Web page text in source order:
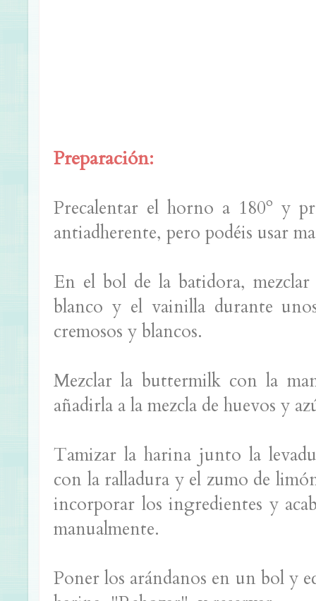
Preparación:
Precalentar el horno a 180º y
antiadherente, pero podéis usar
En el bol de la batidora,
blanco y el vainilla durante
cremosos y blancos.
Mezclar la buttermilk con la
añadirla a la mezcla de huevos y
Tamizar la harina junto la
con la ralladura y el zumo de
incorporar los ingredientes y
manualmente.
Poner los arándanos en un bol y